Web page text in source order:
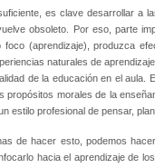
es cla­ve desarrollar a
ob­soleto. Por eso, parte
foco (aprendizaje), produzca
naturales de
de la educación en el
propósitos morales de la
estilo profesional de pensar,
de hacer esto, podemos
hacia el aprendizaje de